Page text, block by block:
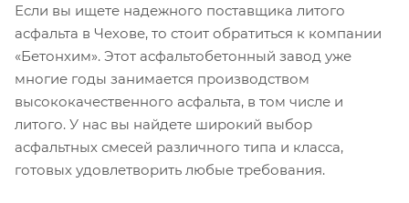
Если вы ищете надежного поставщика литого
асфальта в Чехове, то стоит обратиться к компании
«Бетонхим». Этот асфальтобетонный завод уже
многие годы занимается производством
высококачественного асфальта, в том числе и
литого. У нас вы найдете широкий выбор
асфальтных смесей различного типа и класса,
готовых удовлетворить любые требования.